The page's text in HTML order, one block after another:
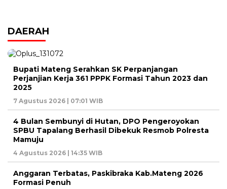
DAERAH
Bupati Mateng Serahkan SK Perpanjangan
Perjanjian Kerja 361 PPPK Formasi Tahun 2023 dan
2025
7 Agustus 2026 | 07:01 WIB
4 Bulan Sembunyi di Hutan, DPO Pengeroyokan
SPBU Tapalang Berhasil Dibekuk Resmob Polresta
Mamuju
4 Agustus 2026 | 14:35 WIB
Anggaran Terbatas, Paskibraka Kab.Mateng 2026
Formasi Penuh